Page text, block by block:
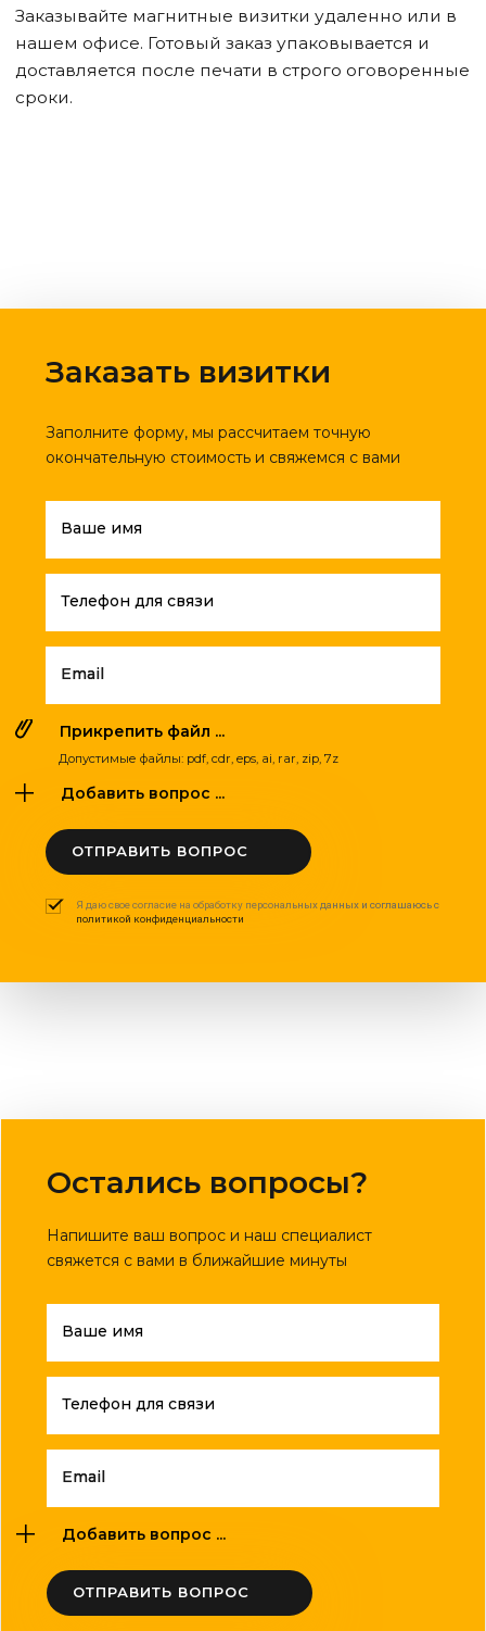
Заказывайте магнитные визитки удаленно или в
нашем офисе. Готовый заказ упаковывается и
доставляется после печати в строго оговоренные
сроки.
Заказать визитки
Заполните форму, мы рассчитаем точную
окончательную стоимость и свяжемся с вами
Ваше имя
Телефон для связи
Email
Прикрепить файл ...
Допустимые файлы: pdf, cdr, eps, ai, rar, zip, 7z
Добавить вопрос ...
ОТПРАВИТЬ ВОПРОС
Я даю свое согласие на обработку персональных данных и соглашаюсь с
политикой конфиденциальности
Остались вопросы?
Напишите ваш вопрос и наш специалист
свяжется с вами в ближайшие минуты
Ваше имя
Телефон для связи
Email
Добавить вопрос ...
ОТПРАВИТЬ ВОПРОС